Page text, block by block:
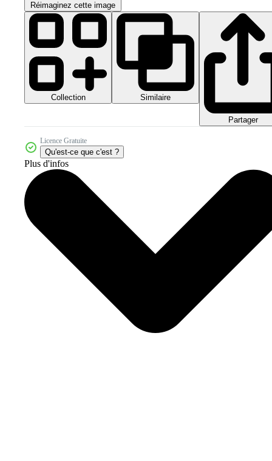
Réimaginez cette image
Collection Similaire
Partager
Licence Gratuite
Qu'est-ce que c'est ?
Plus d'infos